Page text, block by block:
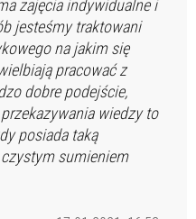
zajęcia indywidualne i
jesteśmy traktowani
na jakim się
pracować z
dobre podejście,
wiedzy to
posiada taką
sumieniem